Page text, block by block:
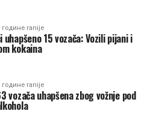
године ranije
uhapšeno 15 vozača: Vozili pijani i
kokaina
године ranije
vozača uhapšena zbog vožnje pod